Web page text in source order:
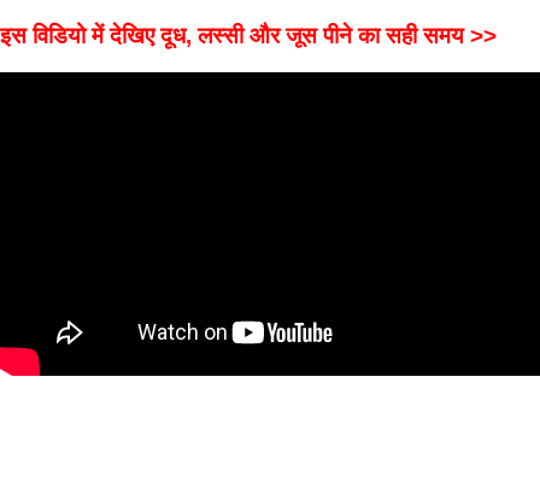
इस विडियो में देखिए दूध, लस्सी और जूस पीने का सही समय >>